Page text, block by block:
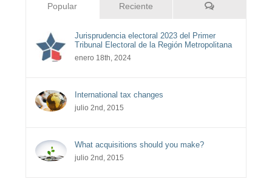
Popular Reciente Comentarios
Jurisprudencia electoral 2023 del Primer
Tribunal Electoral de la Región Metropolitana
enero 18th, 2024
International tax changes
julio 2nd, 2015
What acquisitions should you make?
julio 2nd, 2015